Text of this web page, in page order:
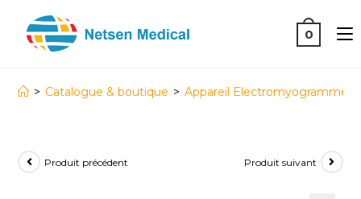
0
> Catalogue & boutique > Appareil Electromyogramme
Produit précédent Produit suivant